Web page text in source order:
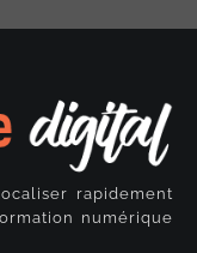
rapidement
numérique